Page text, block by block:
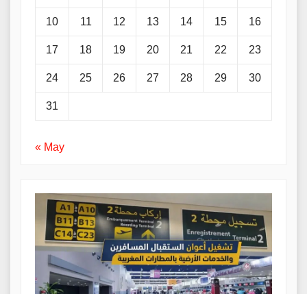
10 11 12 13 14 15 16
17 18 19 20 21 22 23
24 25 26 27 28 29 30
31
« May